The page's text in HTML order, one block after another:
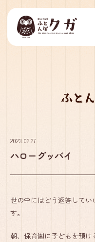
2023.02.27
ハローグッバイ
世の中にはどう返答して
す。
朝、保育園に子どもを預け